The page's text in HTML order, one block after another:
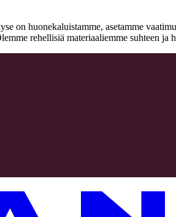
on huonekaluistamme, asetamme
rehellisiä materiaaliemme suhteen